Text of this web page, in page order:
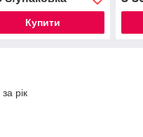
Купити
рік